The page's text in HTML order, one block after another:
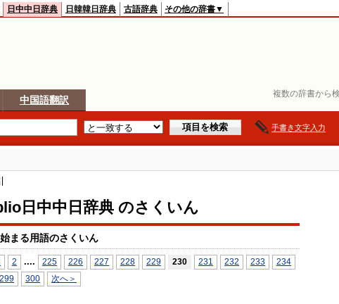
複数の辞書から
日中中日辞典 日韓韓日辞典 古語辞典 その他の辞書▼
中国語翻訳
手書き文字入力
日中中日辞典 のさくいん
始まる用語のさくいん
2 .... 225 226 227 228 229 230 231 232 233
234
299 300 次へ＞